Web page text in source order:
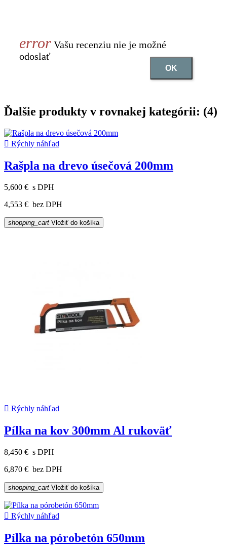
Vašu recenziu nie je možné
odoslať
OK
Ďalšie produkty v rovnakej kategórii: (4)
 Rýchly náhľad
Rašpla na drevo úsečová 200mm
5,600 € s DPH
4,553 € bez DPH
shopping_cart Vložiť do košíka
 Rýchly náhľad
Pílka na kov 300mm Al rukoväť
8,450 € s DPH
6,870 € bez DPH
shopping_cart Vložiť do košíka
 Rýchly náhľad
Pílka na pórobetón 650mm